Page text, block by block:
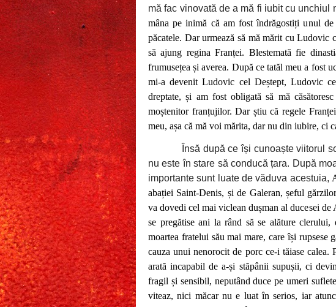
mă fac vinovată de a mă fi iubit cu unchiul
mâna pe inimă că am fost îndrăgostiți unul
păcatele. Dar urmează să mă mărit cu
să ajung regina Franței. Blestemată fie
frumusețea și averea. După ce tatăl meu a fost
mi-a devenit Ludovic cel Deștept, Ludovic
dreptate, și am fost obligată să mă
moștenitor franțujilor. Dar știu că regele
meu, așa că mă voi mărita, dar nu din iubire, ci
Însă după ce își cunoaște viitorul
nu este în stare să conducă țara. După
importante sunt luate de văduva acestuia,
abației Saint-Denis, și de Galeran, șeful
va dovedi cel mai viclean dușman al ducesei
se pregătise ani la rând să se alăture
moartea fratelui său mai mare, care își rupsese
cauza unui nenorocit de porc ce-i tăiase calea.
arată incapabil de a-și stăpânii supușii, ci
fragil și sensibil, neputând duce pe umeri
viteaz, nici măcar nu e luat în serios, iar